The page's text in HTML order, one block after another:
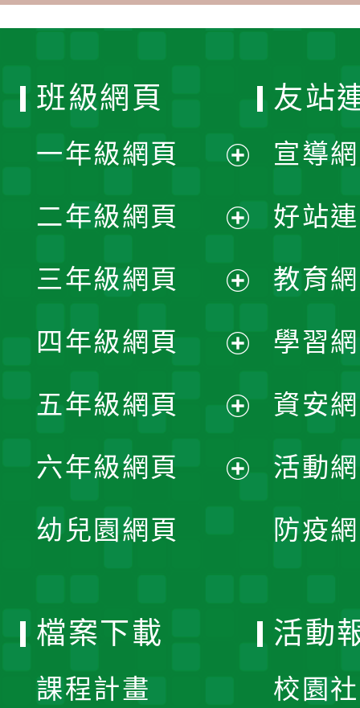
班級網頁
一年級網頁
開
選
單
二年級網頁
開
選
單
三年級網頁
開
選
單
四年級網頁
開
選
五年級網頁
開
六年級網頁
幼兒園網頁
友站
宣導
好站
教育
學習
資安
活動
防疫
檔案下載
課程計畫
活動
校園